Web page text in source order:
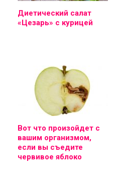
Диетический салат
«Цезарь» с курицей
Вот что произойдет с
вашим организмом,
если вы съедите
червивое яблоко